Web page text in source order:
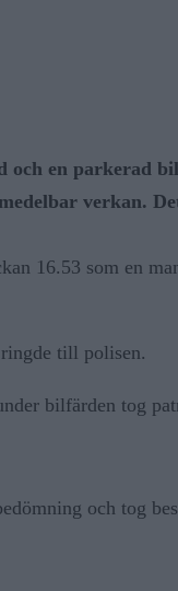
och en parkerad
verkan.
16.53 som en
till polisen.
bilfärden tog
och tog